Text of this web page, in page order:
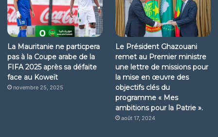
La Mauritanie ne particpera
pas à la Coupe arabe de la
FIFA 2025 après sa défaite
face au Koweït
novembre 25, 2025
Le Président Ghazouani
remet au Premier ministre
une lettre de missions pour
la mise en œuvre des
objectifs clés du
programme « Mes
ambitions pour la Patrie ».
août 17, 2024